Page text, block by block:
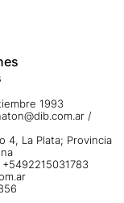
1993
/
4, La Plata; Provincia